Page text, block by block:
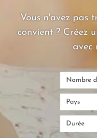
Vous n'avez pas
convient ? Créez
avec